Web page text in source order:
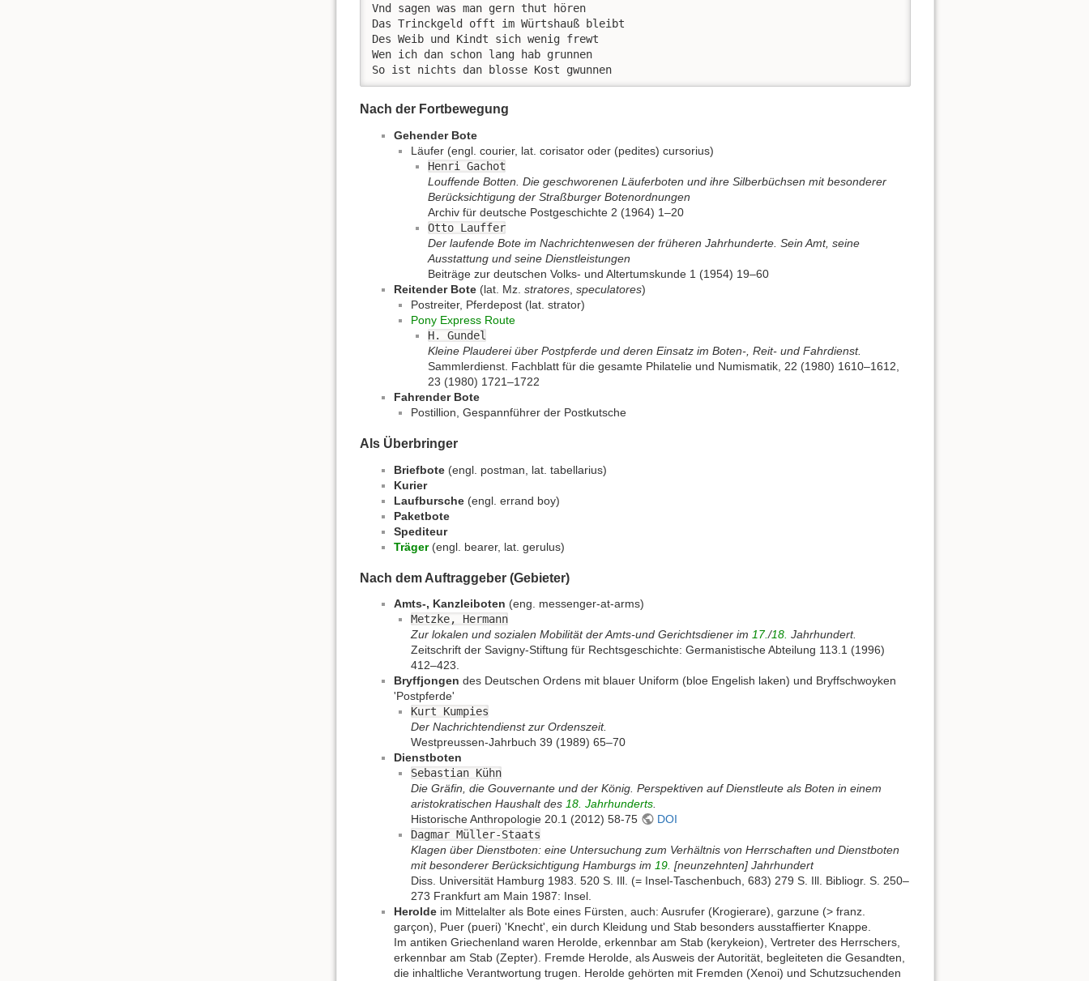
Vnd sagen was man gern thut hören
Das Trinckgeld offt im Würtshauß bleibt
Des Weib und Kindt sich wenig frewt
Wen ich dan schon lang hab grunnen
So ist nichts dan blosse Kost gwunnen
Nach der Fortbewegung
Gehender Bote
Läufer (engl. courier, lat. corisator oder (pedites) cursorius)
Henri Gachot
Louffende Botten. Die geschworenen Läuferboten und ihre Silberbüchsen mit besonderer
Berücksichtigung der Straßburger Botenordnungen
Archiv für deutsche Postgeschichte 2 (1964) 1–20
Otto Lauffer
Der laufende Bote im Nachrichtenwesen der früheren Jahrhunderte. Sein Amt, seine
Ausstattung und seine Dienstleistungen
Beiträge zur deutschen Volks- und Altertumskunde 1 (1954) 19–60
Reitender Bote (lat. Mz. stratores, speculatores)
Postreiter, Pferdepost (lat. strator)
Pony Express Route
H. Gundel
Kleine Plauderei über Postpferde und deren Einsatz im Boten-, Reit- und Fahrdienst.
Sammlerdienst. Fachblatt für die gesamte Philatelie und Numismatik, 22 (1980) 1610–1612,
23 (1980) 1721–1722
Fahrender Bote
Postillion, Gespannführer der Postkutsche
Als Überbringer
Briefbote (engl. postman, lat. tabellarius)
Kurier
Laufbursche (engl. errand boy)
Paketbote
Spediteur
Träger(engl. bearer, lat. gerulus)
Nach dem Auftraggeber (Gebieter)
Amts-, Kanzleiboten (eng. messenger-at-arms)
Metzke, Hermann
Zur lokalen und sozialen Mobilität der Amts-und Gerichtsdiener im 17./18. Jahrhundert.
Zeitschrift der Savigny-Stiftung für Rechtsgeschichte: Germanistische Abteilung 113.1 (1996)
412–423.
Bryffjongen des Deutschen Ordens mit blauer Uniform (bloe Engelish laken) und Bryffschwoyken
'Postpferde'
Kurt Kumpies
Der Nachrichtendienst zur Ordenszeit.
Westpreussen-Jahrbuch 39 (1989) 65–70
Dienstboten
Sebastian Kühn
Die Gräfin, die Gouvernante und der König. Perspektiven auf Dienstleute als Boten in einem
aristokratischen Haushalt des 18. Jahrhunderts.
Historische Anthropologie 20.1 (2012) 58-75
DOI
Dagmar Müller-Staats
Klagen über Dienstboten: eine Untersuchung zum Verhältnis von Herrschaften und Dienstboten
mit besonderer Berücksichtigung Hamburgs im 19. [neunzehnten] Jahrhundert
Diss. Universität Hamburg 1983. 520 S. Ill. (= Insel-Taschenbuch, 683) 279 S. Ill. Bibliogr. S. 250–
273 Frankfurt am Main 1987: Insel.
Herolde im Mittelalter als Bote eines Fürsten, auch: Ausrufer (Krogierare), garzune (> franz.
garçon), Puer (pueri) 'Knecht', ein durch Kleidung und Stab besonders ausstaffierter Knappe.
Im antiken Griechenland waren Herolde, erkennbar am Stab (kerykeion), Vertreter des Herrschers,
erkennbar am Stab (Zepter). Fremde Herolde, als Ausweis der Autorität, begleiteten die Gesandten,
die inhaltliche Verantwortung trugen. Herolde gehörten mit Fremden (Xenoi) und Schutzsuchenden